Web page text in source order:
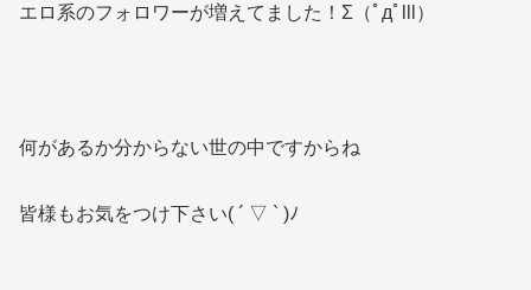
エロ系のフォロワーが増えてました！Σ（ﾟдﾟlll）
何があるか分からない世の中ですからね
皆様もお気をつけ下さい( ´ ▽ ` )ﾉ